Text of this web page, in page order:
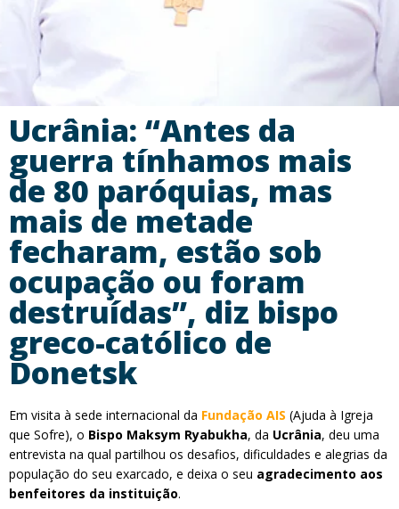
Ucrânia: “Antes da
guerra tínhamos mais
de 80 paróquias, mas
mais de metade
fecharam, estão sob
ocupação ou foram
destruídas”, diz bispo
greco-católico de
Donetsk
Em visita à sede internacional da Fundação AIS (Ajuda à Igreja
que Sofre), o Bispo Maksym Ryabukha, da Ucrânia, deu uma
entrevista na qual partilhou os desafios, dificuldades e alegrias da
população do seu exarcado, e deixa o seu agradecimento aos
benfeitores da instituição.